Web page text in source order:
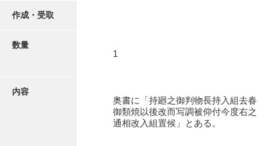
作成・受取
数量
1
内容
奥書に「持廻之御判物長持入組去春
御類焼以後改而写調被仰付今度右之
通相改入組置候」とある。